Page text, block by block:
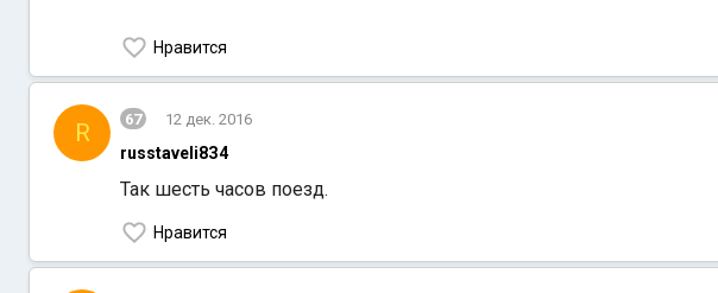
Нравится
R 67 12 дек. 2016
russtaveli8З4
Так шесть часов поезд.
Нравится